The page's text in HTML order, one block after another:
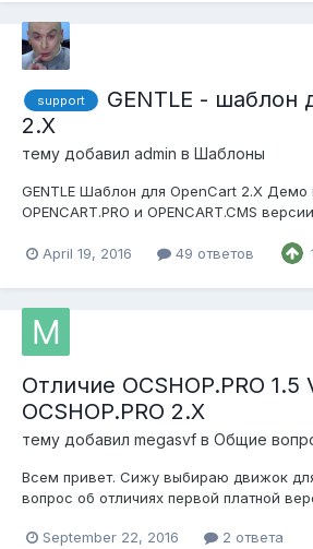
support
GENTLE - шаблон
2.X
тему добавил admin в Шаблоны
GENTLE Шаблон для OpenCart 2.X
OPENCART.PRO и OPENCART.CMS
April 19, 2016
49 ответов
Отличие OCSHOP.PRO 1.5
OCSHOP.PRO 2.X
тему добавил megasvf в Общие
Всем привет. Сижу выбираю движок
вопрос об отличиях первой платной
вот что это дает - хз). Помогите понять
September 22, 2016 2 ответа